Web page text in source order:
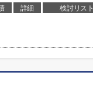
詳細 検討リスト